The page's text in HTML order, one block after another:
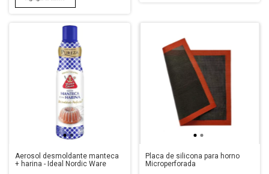
Aerosol desmoldante manteca
+ harina - Ideal Nordic Ware
Placa de silicona para horno
Microperforada